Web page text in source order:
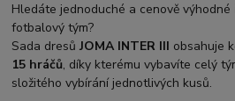
Hledáte jednoduché a cenově
fotbalový tým?
Sada dresůJOMA INTER III obsahuje
15 hráčů, díky kterému vybavíte celý
složitého vybírání jednotlivých kusů.